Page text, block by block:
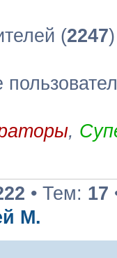
(2247
,
• Тем: 17
М.